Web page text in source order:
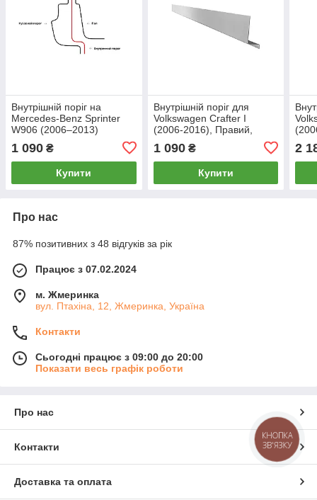
Внутрішній поріг на
Mercedes-Benz Sprinter
W906 (2006–2013)
1 090 ₴
Купити
Внутрішній поріг для
Volkswagen Crafter I
(2006-2016), Правий,
Матеріал — Оцинкована
сталь 1.2 mm
1 090₴
Купити
2
Про нас
87% позитивних з 48 відгуків за рік
Працює з 07.02.2024
м. Жмеринка
вул. Птахіна, 12, Жмеринка, Україна
Контакти
Сьогодні працює з 09:00 до 20:00
Показати весь графік роботи
Про нас
Контакти
Доставка та оплата
КНОПКА
ЗВ'ЯЗКУ